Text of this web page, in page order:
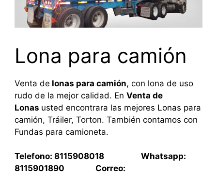
Lona para camión
Venta de lonas para camión, con lona de uso
rudo de la mejor calidad. En Venta de
Lonas usted encontrara las mejores Lonas para
camión, Tráiler, Torton. También contamos con
Fundas para camioneta.
Telefono: 8115908018 Whatsapp:
8115901890 Correo: